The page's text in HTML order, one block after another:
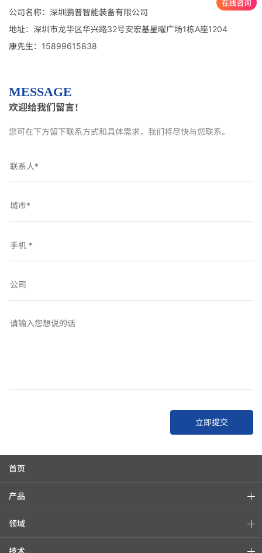
公司名称：深圳鹏普智能装备有限公司
地址：深圳市龙华区华兴路32号安宏基星曜广场1栋A座1204
康先生：15899615838
MESSAGE
欢迎给我们留言！
您可在下方留下联系方式和具体需求，我们将尽快与您联系。
立即提交
首页
产品
领域